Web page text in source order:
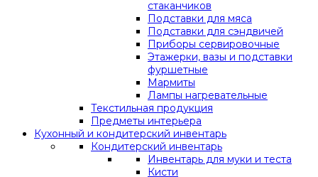
стаканчиков
Подставки для мяса
Подставки для сэндвичей
Приборы сервировочные
Этажерки, вазы и подставки
фуршетные
Мармиты
Лампы нагревательные
Текстильная продукция
Предметы интерьера
Кухонный и кондитерский инвентарь
Кондитерский инвентарь
Инвентарь для муки и теста
Кисти